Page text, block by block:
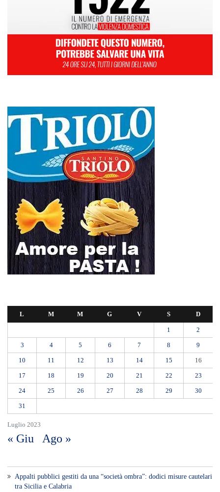
Luglio 2023
L M M G V S D
1 2
3 4 5 6 7 8 9
10 11 12 13 14 15 16
17 18 19 20 21 22 23
24 25 26 27 28 29 30
31
« Giu Ago »
Appalti pubblici gestiti da una “società ombra”: dodici misure cautelari
tra Sicilia e Calabria